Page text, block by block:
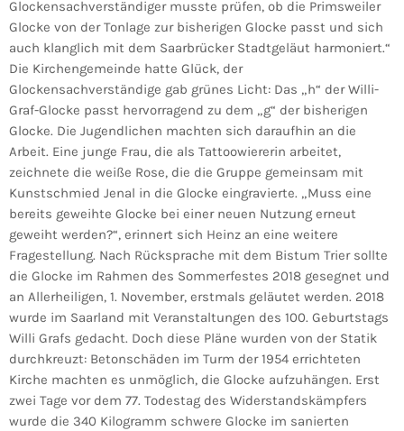
Glockensachverständiger musste prüfen, ob die Primsweiler
Glocke von der Tonlage zur bisherigen Glocke passt und sich
auch klanglich mit dem Saarbrücker Stadtgeläut harmoniert.“
Die Kirchengemeinde hatte Glück, der
Glockensachverständige gab grünes Licht: Das „h“ der Willi-
Graf-Glocke passt hervorragend zu dem „g“ der bisherigen
Glocke. Die Jugendlichen machten sich daraufhin an die
Arbeit. Eine junge Frau, die als Tattoowiererin arbeitet,
zeichnete die weiße Rose, die die Gruppe gemeinsam mit
Kunstschmied Jenal in die Glocke eingravierte. „Muss eine
bereits geweihte Glocke bei einer neuen Nutzung erneut
geweiht werden?“, erinnert sich Heinz an eine weitere
Fragestellung. Nach Rücksprache mit dem Bistum Trier sollte
die Glocke im Rahmen des Sommerfestes 2018 gesegnet und
an Allerheiligen, 1. November, erstmals geläutet werden. 2018
wurde im Saarland mit Veranstaltungen des 100. Geburtstags
Willi Grafs gedacht. Doch diese Pläne wurden von der Statik
durchkreuzt: Betonschäden im Turm der 1954 errichteten
Kirche machten es unmöglich, die Glocke aufzuhängen. Erst
zwei Tage vor dem 77. Todestag des Widerstandskämpfers
wurde die 340 Kilogramm schwere Glocke im sanierten